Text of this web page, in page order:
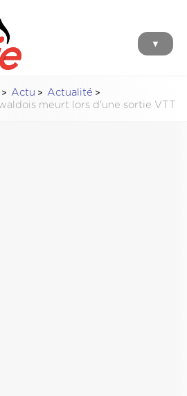
▼
Actu
Actualité
meurt lors d'une sortie VTT